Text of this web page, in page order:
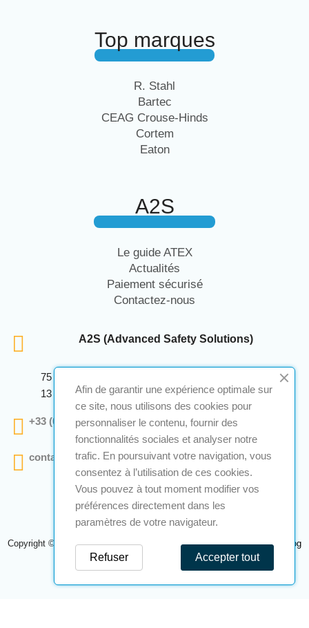
Top marques
R. Stahl
Bartec
CEAG Crouse-Hinds
Cortem
Eaton
A2S
Le guide ATEX
Actualités
Paiement sécurisé
Contactez-nous
A2S (Advanced Safety Solutions)
75 Avenue Marcellin Berthelot Anthelios Bâtiment E
13 290 Aix En Provence
+33 (0)4 12 28 00 69
contact@a2s-atex.com
Copyright © 2026 A2S Atex. Tous droits réservés. Une réalisationNavilog
Afin de garantir une expérience optimale sur
ce site, nous utilisons des cookies pour
personnaliser le contenu, fournir des
fonctionnalités sociales et analyser notre
trafic. En poursuivant votre navigation, vous
consentez à l’utilisation de ces cookies.
Vous pouvez à tout moment modifier vos
préférences directement dans les
paramètres de votre navigateur.
Accepter tout
Refuser